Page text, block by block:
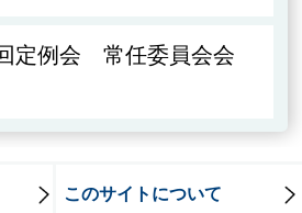
定例会 常任委員会会
このサイトについて